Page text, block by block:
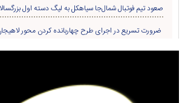
صعود تیم فوتبال شمال‌جا‌ سیاهکل به لیگ دسته اول
ضرورت تسریع در اجرای طرح چهاربانده کردن محور